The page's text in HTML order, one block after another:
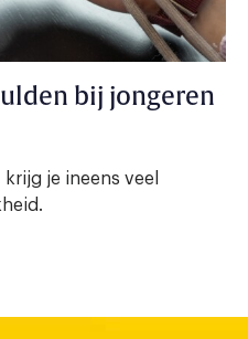
bij jongeren
je ineens veel